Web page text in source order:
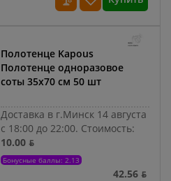
Полотенце Kapous
Полотенце одноразовое
соты 35x70 cм 50 шт
Доставка в г.Минск 14 августа
с 18:00 до 22:00. Стоимость:
10.00 ƃ
Бонусные баллы: 2.13
42.56 ƃ